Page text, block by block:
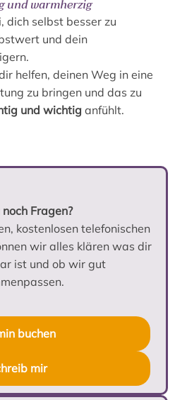
und warmherzig
dich selbst besser zu
und dein
helfen, deinen Weg in eine
zu bringen und das zu
und wichtig anfühlt.
Fragen?
kostenlosen telefonischen
wir alles klären was dir
ist und ob wir gut
buchen
mir